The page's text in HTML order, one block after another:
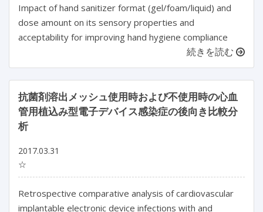
Impact of hand sanitizer format (gel/foam/liquid) and
dose amount on its sensory properties and
acceptability for improving hand hygiene compliance
続きを読む
抗菌剤溶出メッシュ使用時および不使用時の心血
管用植込み型電子デバイス感染症の後向き比較分
析
2017.03.31
☆
Retrospective comparative analysis of cardiovascular
implantable electronic device infections with and